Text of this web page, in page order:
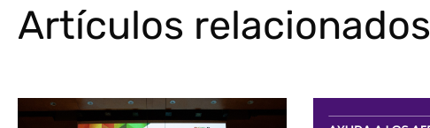
Artículos relacionados